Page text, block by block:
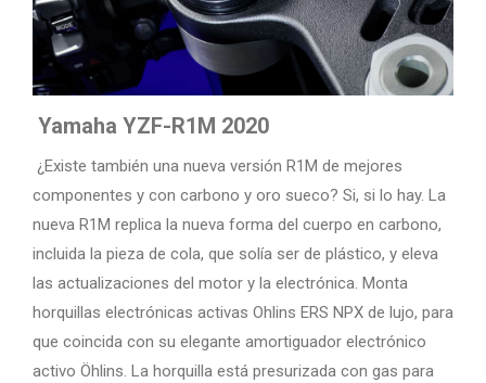
Yamaha YZF-R1M 2020
¿Existe también una nueva versión R1M de mejores
componentes y con carbono y oro sueco? Si, si lo hay. La
nueva R1M replica la nueva forma del cuerpo en carbono,
incluida la pieza de cola, que solía ser de plástico, y eleva
las actualizaciones del motor y la electrónica. Monta
horquillas electrónicas activas Ohlins ERS NPX de lujo, para
que coincida con su elegante amortiguador electrónico
activo Öhlins. La horquilla está presurizada con gas para